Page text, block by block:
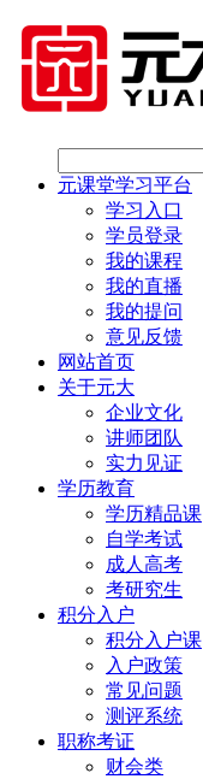
元课堂学习平台
学习入口
学员登录
我的课程
我的直播
我的提问
意见反馈
网站首页
关于元大
企业文化
讲师团队
实力见证
学历教育
学历精品课
自学考试
成人高考
考研究生
积分入户
积分入户课
入户政策
常见问题
测评系统
职称考证
财会类